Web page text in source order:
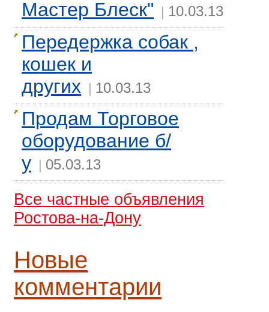
Мастер Блеск" | 10.03.13
Передержка собак ,
кошек и
других | 10.03.13
Продам Торговое
оборудование б/
у | 05.03.13
Все частные объявления
Ростова-на-Дону
Новые
комментарии